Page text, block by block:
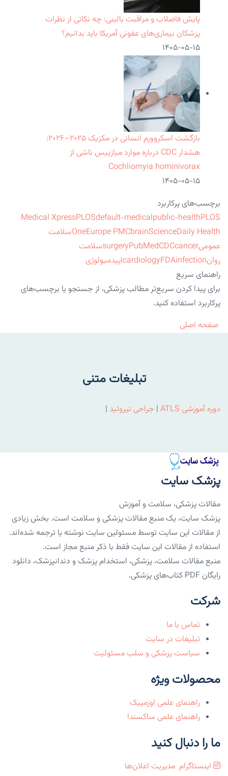
پایش فاضلاب و مراقبت بالینی: چه نکاتی از نظرات
پزشکان بیماری‌های عفونی آمریکا باید بدانیم؟
۱۴۰۵-۰۵-۱۵
بازگشت اسکروورم انسانی در مکزیک ۲۰۲۵–۲۰۲۶:
هشدار CDC درباره موارد میازییس ناشی از
Cochliomyia hominivorax
۱۴۰۵-۰۵-۱۵
برچسب‌های پرکاربرد
Medical XpressPLOSdefault-medicalpublic-healthPLOS
OneEurope PMCbrainScienceDaily Health
سلامت
عمومی
surgeryPubMedCDCcancer
سلامت
روان
cardiologyFDAinfection
اپیدمیولوژی
راهنمای سریع
برای پیدا کردن سریع‌تر مطالب پزشکی، از جستجو یا برچسب‌های
پرکاربرد استفاده کنید.
صفحه اصلی
تبلیغات متنی
دوره آموزشی ATLS | جراحی تیروئید |
پزشک سایت
مقالات پزشکی، سلامت و آموزش
پزشک سایت، یک منبع مقالات پزشکی و سلامت است. بخش زیادی
از مقالات این سایت توسط مسئولین سایت نوشته یا ترجمه شده‌اند.
استفاده از مقالات این سایت فقط با ذکر منبع مجاز است.
منبع مقالات سلامت، پزشکی، استخدام پزشک و دندانپزشک، دانلود
رایگان PDF کتاب‌های پزشکی.
شرکت
تماس با ما
تبلیغات در سایت
سیاست پزشکی و سلب مسئولیت
محصولات ویژه
راهنمای علمی اوزمپیک
راهنمای علمی ساکسندا
ما را دنبال کنید
اینستاگرام مدیریت اعلان‌ها